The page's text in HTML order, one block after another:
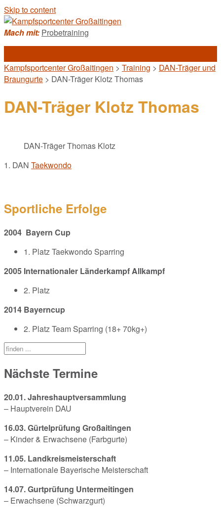
Skip to content
Mach mit: Probetraining
Kampfsportcenter Großaitingen > Training > DAN-Träger und
Braungurte > DAN-Träger Klotz Thomas
DAN-Träger Klotz Thomas
DAN-Träger Thomas Klotz
1. DAN Taekwondo
Sportliche Erfolge
2004 Bayern Cup
1. Platz Taekwondo Sparring
2005 Internationaler Länderkampf Allkampf
2. Platz
2014 Bayerncup
2. Platz Team Sparring (18+ 70kg+)
Nächste Termine
20.01. Jahreshauptversammlung
– Hauptverein DAU
16.03. Gürtelprüfung Großaitingen
– Kinder & Erwachsene (Farbgurte)
11.05. Landkreismeisterschaft
– Internationale Bayerische Meisterschaft
14.07. Gurtprüfung Untermeitingen
– Erwachsene (Schwarzgurt)